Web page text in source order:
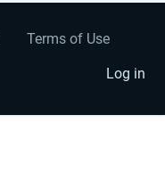
Terms of Use
Log in